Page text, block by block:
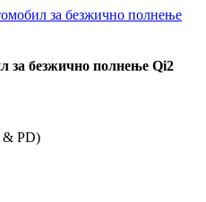
за безжично полнење Qi2
& PD)